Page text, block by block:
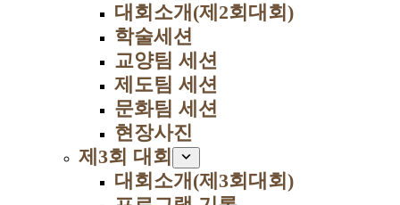
대회소개(제2회대회)
학술세션
교양팀 세션
제도팀 세션
문화팀 세션
현장사진
제3회 대회
대회소개(제3회대회)